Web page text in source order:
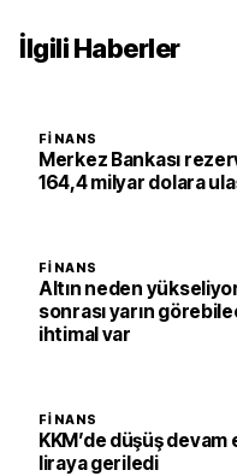
İlgili Haberler
FINANS
Merkez Bankası
164,4 milyar dolara
FINANS
Altın neden
sonrası yarın
ihtimal var
FINANS
KKM’de düşüş
liraya geriledi